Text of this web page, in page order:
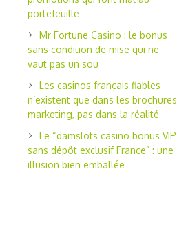
portefeuille
Mr Fortune Casino : le bonus
sans condition de mise qui ne
vaut pas un sou
Les casinos français fiables
n’existent que dans les brochures
marketing, pas dans la réalité
Le “damslots casino bonus VIP
sans dépôt exclusif France” : une
illusion bien emballée